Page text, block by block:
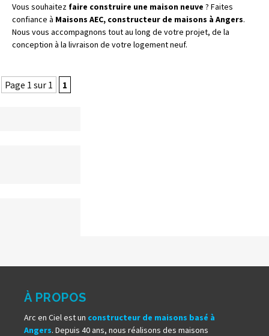
Vous souhaitez faire construire une maison neuve ? Faites
confiance à Maisons AEC, constructeur de maisons à Angers.
Nous vous accompagnons tout au long de votre projet, de la
conception à la livraison de votre logement neuf.
Page 1 sur 1 1
À PROPOS
Arc en Ciel est un constructeur de maisons basé à
Angers. Depuis 40 ans, nous réalisons des maisons